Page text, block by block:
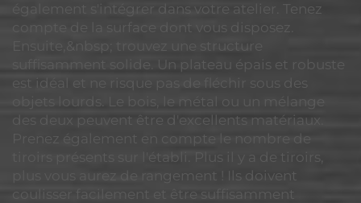
également s'intégrer dans votre atelier. Tenez
compte de la surface dont vous disposez.
Ensuite,&nbsp; trouvez une structure
suffisamment solide. Un plateau épais et robuste
est idéal et ne risque pas de fléchir sous des
objets lourds. Le bois, le métal ou un mélange
des deux peuvent être d'excellents matériaux.
Prenez également en compte le nombre de
tiroirs présents sur l'établi. Plus il y a de tiroirs,
plus vous aurez de rangement ! Ils doivent
coulisser facilement et être suffisamment